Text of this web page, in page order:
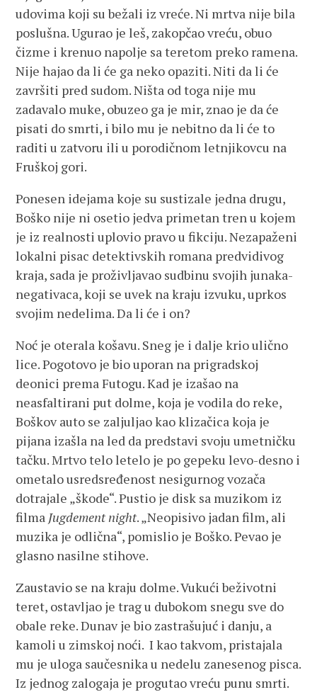
udovima koji su bežali iz vreće. Ni mrtva nije bila
poslušna. Ugurao je leš, zakopčao vreću, obuo
čizme i krenuo napolje sa teretom preko ramena.
Nije hajao da li će ga neko opaziti. Niti da li će
završiti pred sudom. Ništa od toga nije mu
zadavalo muke, obuzeo ga je mir, znao je da će
pisati do smrti, i bilo mu je nebitno da li će to
raditi u zatvoru ili u porodičnom letnjikovcu na
Fruškoj gori.
Ponesen idejama koje su sustizale jedna drugu,
Boško nije ni osetio jedva primetan tren u kojem
je iz realnosti uplovio pravo u fikciju. Nezapaženi
lokalni pisac detektivskih romana predvidivog
kraja, sada je proživljavao sudbinu svojih junaka-
negativaca, koji se uvek na kraju izvuku, uprkos
svojim nedelima. Da li će i on?
Noć je oterala košavu. Sneg je i dalje krio ulično
lice. Pogotovo je bio uporan na prigradskoj
deonici prema Futogu. Kad je izašao na
neasfaltirani put dolme, koja je vodila do reke,
Boškov auto se zaljuljao kao klizačica koja je
pijana izašla na led da predstavi svoju umetničku
tačku. Mrtvo telo letelo je po gepeku levo-desno i
ometalo usredsređenost nesigurnog vozača
dotrajale „škode“. Pustio je disk sa muzikom iz
filma Jugdement night. „Neopisivo jadan film, ali
muzika je odlična“, pomislio je Boško. Pevao je
glasno nasilne stihove.
Zaustavio se na kraju dolme. Vukući beživotni
teret, ostavljao je trag u dubokom snegu sve do
obale reke. Dunav je bio zastrašujuć i danju, a
kamoli u zimskoj noći. I kao takvom, pristajala
mu je uloga saučesnika u nedelu zanesenog pisca.
Iz jednog zalogaja je progutao vreću punu smrti.